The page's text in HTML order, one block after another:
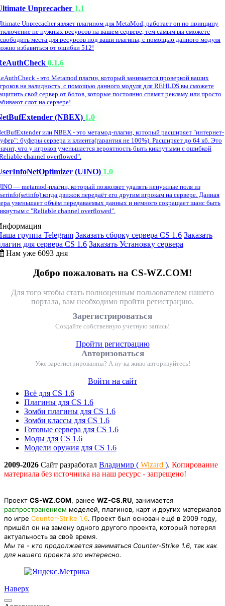
Unprecacher 1.1
Unprecacher являет плагином для MetaMod, работает он по принципу
не нужных ресурсов на вашем сервере, тем самым вы сможете
места для ресурсов под ваши плагины, с помощью данного модуля
избавиться от ошибки 512!
0.1.6
- это Metamod плагин, который занимается проверкой ваших
на валидность, с помощью данного модуля для REHLDS вы сможете
свой сервер от ботов, которые постоянно спамят рекламу или просто
слот на сервере!
(NBEX) 1.0
или NBEX - это метамод-плагин, который расширяет "интернет-
буферы сервера и клиента(гарантия не 100%). Расширяет до 64 кб. Это
что у игроков уменьшается вероятность быть кикнутыми с ошибкой
channel overflowed".
(UINO) 1.0
— metamod-плагин, который позволяет удалять ненужные поля из
когда движок передаёт его другим игрокам на сервере. Данная
уменьшает объём передаваемых данных и немного сокращает шанс быть
с "Reliable channel overflowed".
группа Telegram Заказать сборку сервера CS 1.6 Заказать
для сервера CS 1.6 Заказать Установку сервера
Нам уже 6093 дня
Добро пожаловать на CS-WZ.COM!
Для того чтобы стать полноценным пользователем нашего
портала, вам необходимо пройти регистрацию.
Зарегистрироваться
Создайте собственную учетную запись!
Пройти регистрацию
Авторизоваться
Уже зарегистрированны? А ну-ка живо авторизуйтесь!
Войти на сайт
Всё для CS 1.6
Плагины для CS 1.6
Зомби плагины для CS 1.6
Зомби классы для CS 1.6
Готовые сервера для CS 1.6
Моды для CS 1.6
Модели оружия для CS 1.6
2009-2026 Сайт разработал Владимир ( Wizard ). Копирование
материала без источника на наш ресурс - запрещено!
Проект CS-WZ.COM, ранее WZ-CS.RU, занимается
распространением моделей, плагинов, карт и других материалов
по игре Counter-Strike 1.6. Проект был основан ещё в 2009 году,
пришёл он на замену одного другого проекта, который потерял
актуальность за своё время.
Мы те - кто продолжается заниматься Counter-Strike 1.6, так как
для нашего проекта это интересно.
Наверх